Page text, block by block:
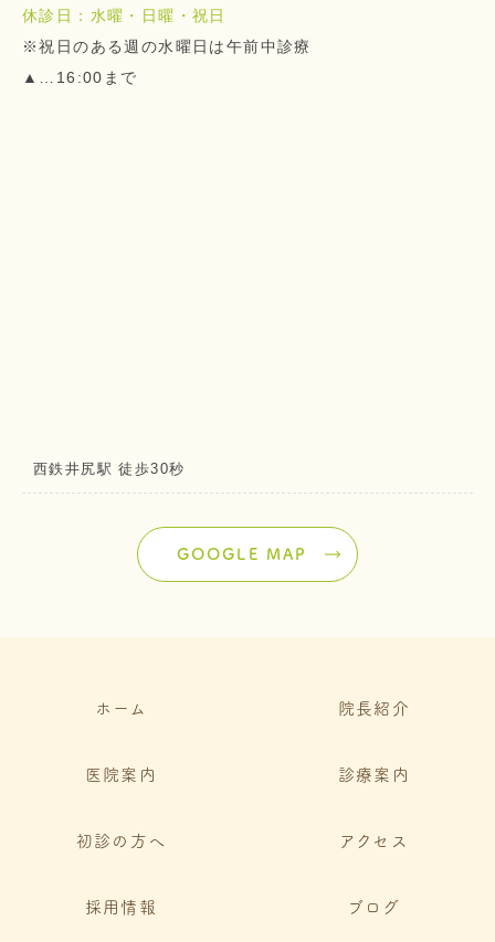
休診日：水曜・日曜・祝日
※祝日のある週の水曜日は午前中診療
▲…16:00まで
西鉄井尻駅 徒歩30秒
GOOGLE MAP
ホーム 院長紹介
医院案内 診療案内
初診の方へ アクセス
採用情報 ブログ